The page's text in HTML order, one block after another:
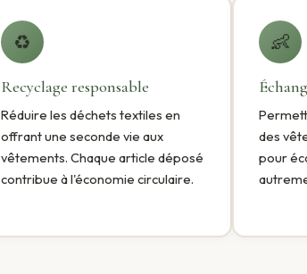
♻️
Recyclage responsable
Réduire les déchets textiles en
offrant une seconde vie aux
vêtements. Chaque article déposé
contribue à l'économie circulaire.
👶
des
pour